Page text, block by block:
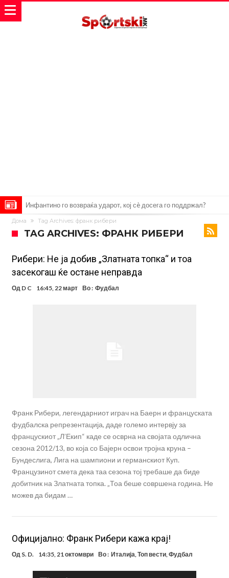
„Влегувам на стадионот за да го разнесам Меси со четири бомби“
Реал потроши повеќе од 200 милиони евра, но не го затвора
паричникот – ќе има уште засилувања!
После распродажба, време е Њукасл да ја отвори касата, дали
има 100.000.000 евра за да ги задоволи Германците?
Ова што се случи на другиот крај од планетата најдобро покажува
кој е и што е Лука Модриќ
Феран Торес кажал “да” на Пари Сен Жермен
Јувентус го сака Рајндерс, но под еден услов
Дома Tag Archives: франк рибери
TAG ARCHIVES: ФРАНК РИБЕРИ
Рибери: Не ја добив „Златната топка“ и тоа
засекогаш ќе остане неправда
Од D C 16:45, 22 март Во : Фудбал
Франк Рибери, легендарниот играч на Баерн и француската
фудбалска репрезентација, даде големо интервју за
францускиот „Л’Екип“ каде се осврна на својата одлична
сезона 2012/13, во која со Бајерн освои тројна круна –
Бундеслига, Лига на шампиони и германскиот Куп.
Французинот смета дека таа сезона тој требаше да биде
добитник на Златната топка. „Тоа беше совршена година. Не
можев да бидам …
Официјално: Франк Рибери кажа крај!
Од S. D. 14:35, 21 октомври Во : Италија,Топ вести,Фудбал